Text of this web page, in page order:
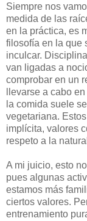
Siempre nos
medida de las
en la práctica, es
filosofía en la que
inculcar.
van ligadas a
comprobar en un
llevarse a cabo
la comida suele
vegetariana.
implícita, valores
respeto a la
A mi juicio, esto
pues algunas
estamos más
ciertos valores.
entrenamiento